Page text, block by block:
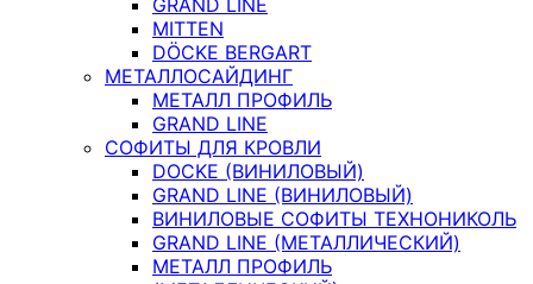
MITTEN
DÖCKE BERGART
МЕТАЛЛОСАЙДИНГ
МЕТАЛЛ ПРОФИЛЬ
GRAND LINE
СОФИТЫ ДЛЯ КРОВЛИ
DOCKE (ВИНИЛОВЫЙ)
GRAND LINE (ВИНИЛОВЫЙ)
ВИНИЛОВЫЕ СОФИТЫ ТЕХНОНИКОЛЬ
GRAND LINE (МЕТАЛЛИЧЕСКИЙ)
МЕТАЛЛ ПРОФИЛЬ